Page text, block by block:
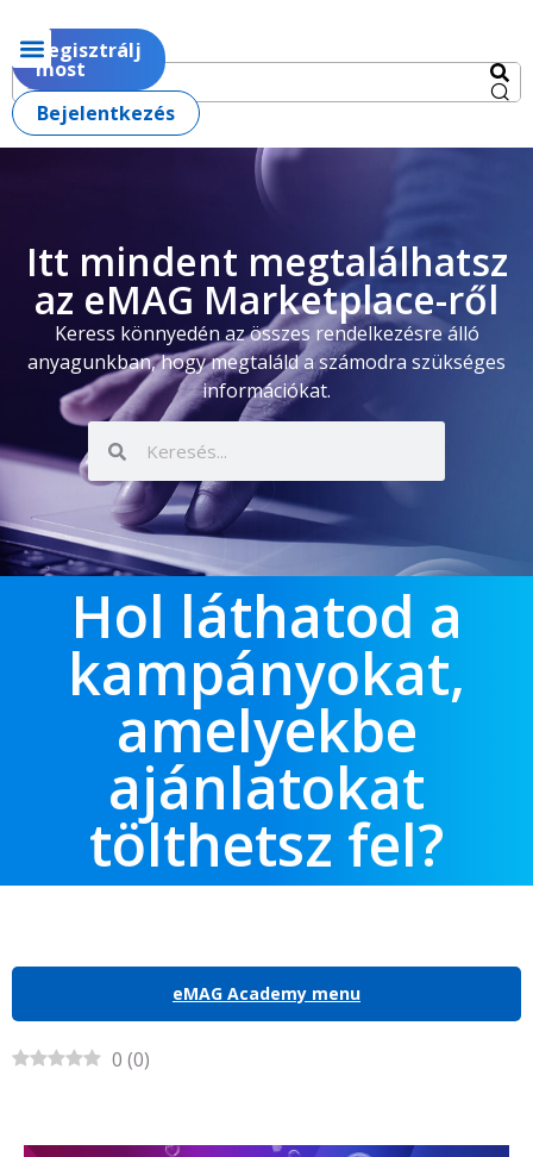
Regisztrálj
most
Bejelentkezés
Itt mindent megtalálhatsz
az eMAG Marketplace-ről
Keress könnyedén az összes rendelkezésre álló
anyagunkban, hogy megtaláld a számodra szükséges
információkat.
Hol láthatod a
kampányokat,
amelyekbe
ajánlatokat
tölthetsz fel?
eMAG Academy menu
0 (0)